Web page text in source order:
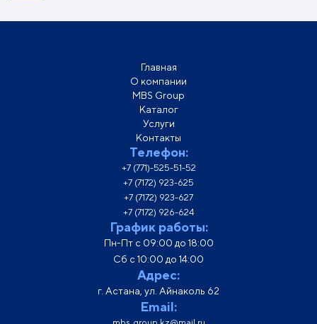
Главная
О компании
MBS Group
Каталог
Услуги
Контакты
Телефон:
+7 (771)-525-51-52
+7 (7172) 923-625
+7 (7172) 923-627
+7 (7172) 926-624
График работы:
Пн-Пт с 09:00 до 18:00
Сб с 10:00 до 14:00
Адрес:
г. Астана, ул. Айнаколь 62
Email: